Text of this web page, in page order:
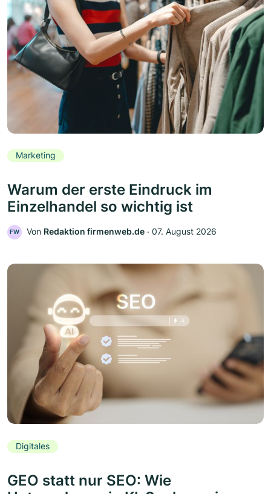
Marketing
Warum der erste Eindruck im
Einzelhandel so wichtig ist
FW Von Redaktion firmenweb.de ‧ 07. August 2026
Digitales
GEO statt nur SEO: Wie